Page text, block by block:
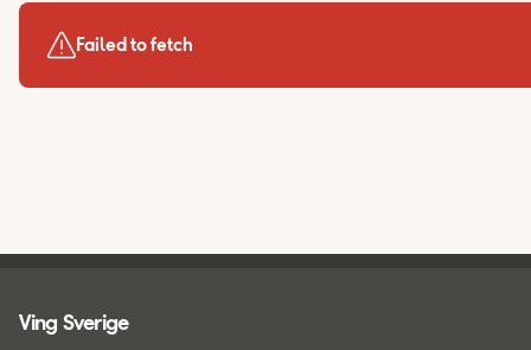
Failed to fetch
Ving Sverige